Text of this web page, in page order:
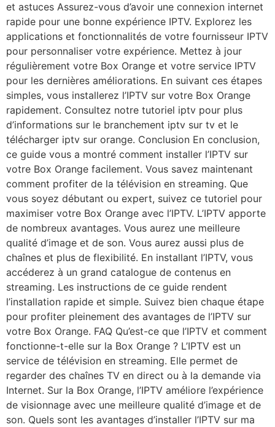
et astuces Assurez-vous d’avoir une connexion internet
rapide pour une bonne expérience IPTV. Explorez les
applications et fonctionnalités de votre fournisseur IPTV
pour personnaliser votre expérience. Mettez à jour
régulièrement votre Box Orange et votre service IPTV
pour les dernières améliorations. En suivant ces étapes
simples, vous installerez l’IPTV sur votre Box Orange
rapidement. Consultez notre tutoriel iptv pour plus
d’informations sur le branchement iptv sur tv et le
télécharger iptv sur orange. Conclusion En conclusion,
ce guide vous a montré comment installer l’IPTV sur
votre Box Orange facilement. Vous savez maintenant
comment profiter de la télévision en streaming. Que
vous soyez débutant ou expert, suivez ce tutoriel pour
maximiser votre Box Orange avec l’IPTV. L’IPTV apporte
de nombreux avantages. Vous aurez une meilleure
qualité d’image et de son. Vous aurez aussi plus de
chaînes et plus de flexibilité. En installant l’IPTV, vous
accéderez à un grand catalogue de contenus en
streaming. Les instructions de ce guide rendent
l’installation rapide et simple. Suivez bien chaque étape
pour profiter pleinement des avantages de l’IPTV sur
votre Box Orange. FAQ Qu’est-ce que l’IPTV et comment
fonctionne-t-elle sur la Box Orange ? L’IPTV est un
service de télévision en streaming. Elle permet de
regarder des chaînes TV en direct ou à la demande via
Internet. Sur la Box Orange, l’IPTV améliore l’expérience
de visionnage avec une meilleure qualité d’image et de
son. Quels sont les avantages d’installer l’IPTV sur ma